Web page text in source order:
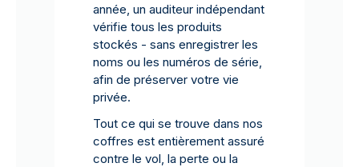
année, un auditeur indépendant
vérifie tous les produits
stockés - sans enregistrer les
noms ou les numéros de série,
afin de préserver votre vie
privée.
Tout ce qui se trouve dans nos
coffres est entièrement assuré
contre le vol, la perte ou la